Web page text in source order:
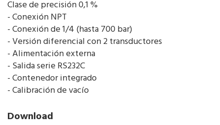
Clase de precisión 0,1 %
- Conexión NPT
- Conexión de 1/4 (hasta 700 bar)
- Versión diferencial con 2 transductores
- Alimentación externa
- Salida serie RS232C
- Contenedor integrado
- Calibración de vacío
Download